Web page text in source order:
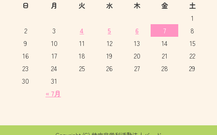
日
月 火 水 木 金 土
« 7月
1
2
3 4 5 6 7
8
9
10 11 12 13 14
15
16
17 18 19 20 21
22
23
24 25 26 27 28
29
30
31